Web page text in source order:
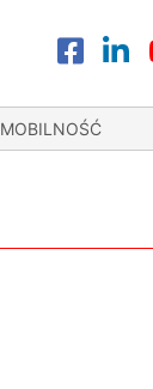
MOBILNOŚĆ